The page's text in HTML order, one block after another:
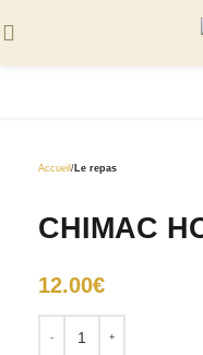
Accueil Le repas
CHIMAC
12.00€